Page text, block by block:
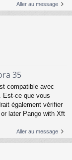
Aller au message
35
compatible avec
Est-ce que vous
également vérifier
later Pango with Xft
Aller au message